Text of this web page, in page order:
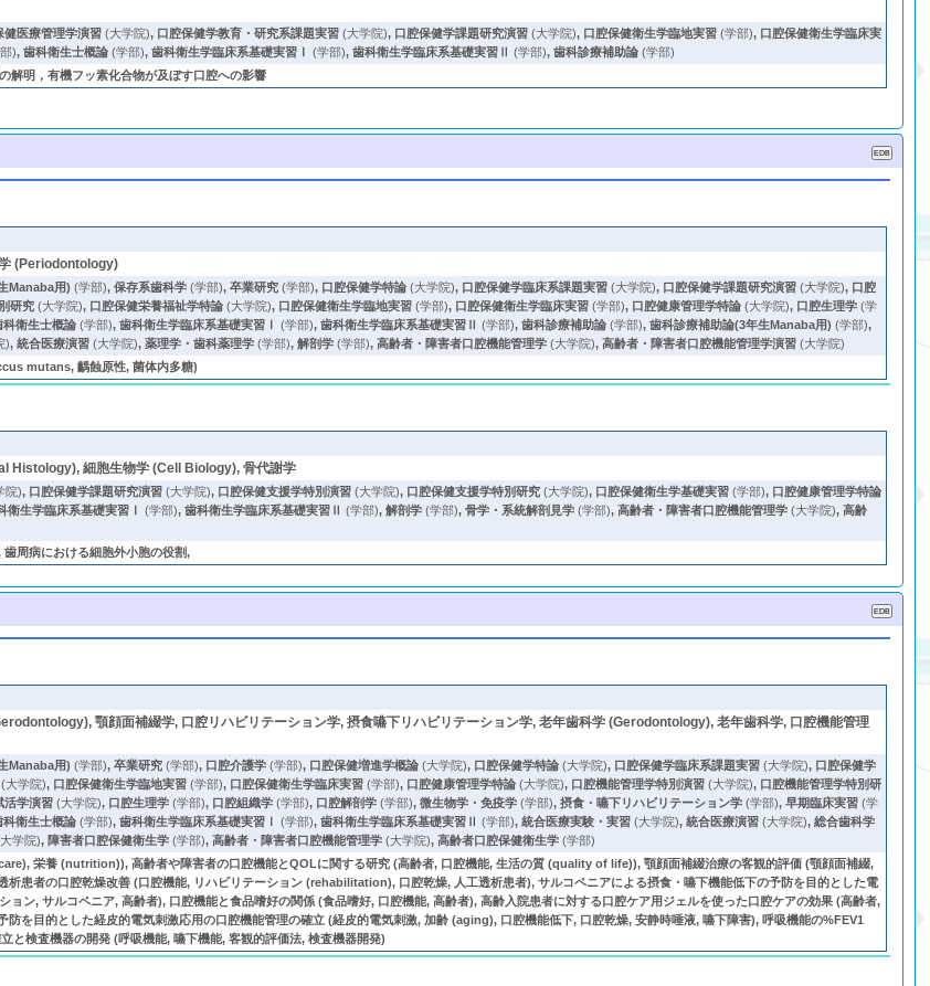
健医療管理学演習 (大学院), 口腔保健学教育・研究系課題実習 (大学院), 口腔保健学課題研究演習 (大学院), 口腔保健衛生学臨地実習 (学部), 口腔保健衛生学臨床実
),歯科衛生士概論 (学部),歯科衛生学臨床系基礎実習Ⅰ (学部),歯科衛生学臨床系基礎実習Ⅱ (学部),歯科診療補助論 (学部)
明，有機フッ素化合物が及ぼす口腔への影響
(Periodontology)
Manaba用) (学部),保存系歯科学 (学部),卒業研究 (学部), 口腔保健学特論 (大学院), 口腔保健学臨床系課題実習 (大学院), 口腔保健学課題研究演習 (大学院), 口腔
研究 (大学院), 口腔保健栄養福祉学特論 (大学院), 口腔保健衛生学臨地実習 (学部), 口腔保健衛生学臨床実習 (学部), 口腔健康管理学特論 (大学院), 口腔生理学 (学
科衛生士概論 (学部),歯科衛生学臨床系基礎実習Ⅰ (学部),歯科衛生学臨床系基礎実習Ⅱ (学部),歯科診療補助論 (学部),歯科診療補助論(3年生Manaba用) (学部),
),統合医療演習 (大学院),薬理学・歯科薬理学 (学部),解剖学 (学部),高齢者・障害者口腔機能管理学 (大学院),高齢者・障害者口腔機能管理学演習 (大学院)
mutans, 齲蝕原性, 菌体内多糖)
Histology), 細胞生物学 (Cell Biology), 骨代謝学
院), 口腔保健学課題研究演習 (大学院), 口腔保健支援学特別演習 (大学院), 口腔保健支援学特別研究 (大学院), 口腔保健衛生学基礎実習 (学部), 口腔健康管理学特論
衛生学臨床系基礎実習Ⅰ (学部),歯科衛生学臨床系基礎実習Ⅱ (学部),解剖学 (学部),骨学・系統解剖見学 (学部),高齢者・障害者口腔機能管理学 (大学院),高齢
周病における細胞外小胞の役割,
顎顔面補綴学, 口腔リハビリテーション学, 摂食嚥下リハビリテーション学, 老年歯科学 (Gerodontology), 老年歯科学, 口腔機能管理
Manaba用) (学部),卒業研究 (学部), 口腔介護学 (学部), 口腔保健増進学概論 (大学院), 口腔保健学特論 (大学院), 口腔保健学臨床系課題実習 (大学院), 口腔保健学
(大学院), 口腔保健衛生学臨地実習 (学部), 口腔保健衛生学臨床実習 (学部), 口腔健康管理学特論 (大学院), 口腔機能管理学特別演習 (大学院), 口腔機能管理学特別研
活学演習 (大学院), 口腔生理学 (学部), 口腔組織学 (学部), 口腔解剖学 (学部),微生物学・免疫学 (学部),摂食・嚥下リハビリテーション学 (学部),早期臨床実習 (学
科衛生士概論 (学部),歯科衛生学臨床系基礎実習Ⅰ (学部),歯科衛生学臨床系基礎実習Ⅱ (学部),統合医療実験・実習 (大学院),統合医療演習 (大学院),総合歯科学
学院), 障害者口腔保健衛生学 (学部),高齢者・障害者口腔機能管理学 (大学院),高齢者口腔保健衛生学 (学部)
栄養 (nutrition)), 高齢者や障害者の口腔機能とQOLに関する研究 (高齢者, 口腔機能, 生活の質 (quality of life)), 顎顔面補綴治療の客観的評価 (顎顔面補綴,
析患者の口腔乾燥改善 (口腔機能, リハビリテーション (rehabilitation), 口腔乾燥, 人工透析患者), サルコペニアによる摂食・嚥下機能低下の予防を目的とした電
ョン, サルコペニア, 高齢者), 口腔機能と食品嗜好の関係 (食品嗜好, 口腔機能, 高齢者), 高齢入院患者に対する口腔ケア用ジェルを使った口腔ケアの効果 (高齢者,
防を目的とした経皮的電気刺激応用の口腔機能管理の確立 (経皮的電気刺激, 加齢 (aging), 口腔機能低下, 口腔乾燥, 安静時唾液, 嚥下障害), 呼吸機能の%FEV1
と検査機器の開発 (呼吸機能, 嚥下機能, 客観的評価法, 検査機器開発)